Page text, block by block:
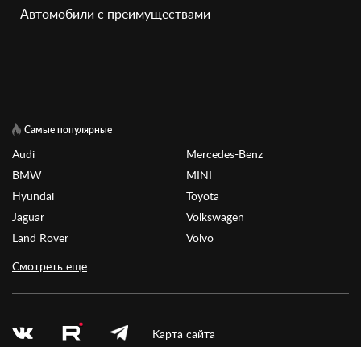
Автомобили с преимуществами
Самые популярные
Audi
BMW
Hyundai
Jaguar
Land Rover
Mercedes-Benz
MINI
Toyota
Volkswagen
Volvo
Смотреть еще
Карта сайта